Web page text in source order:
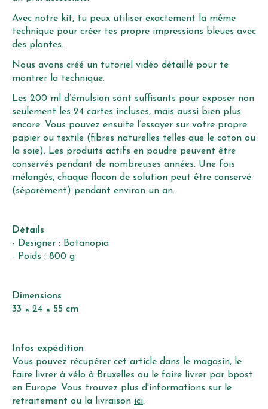
Avec notre kit, tu peux utiliser exactement la même
technique pour créer tes propre impressions bleues avec
des plantes.
Nous avons créé un tutoriel vidéo détaillé pour te
montrer la technique.
Les 200 ml d’émulsion sont suffisants pour exposer non
seulement les 24 cartes incluses, mais aussi bien plus
encore. Vous pouvez ensuite l’essayer sur votre propre
papier ou textile (fibres naturelles telles que le coton ou
la soie). Les produits actifs en poudre peuvent être
conservés pendant de nombreuses années. Une fois
mélangés, chaque flacon de solution peut être conservé
(séparément) pendant environ un an.
Détails
- Designer : Botanopia
- Poids : 800 g
Dimensions
33 × 24 × 55 cm
Infos expédition
Vous pouvez récupérer cet article dans le magasin, le
faire livrer à vélo à Bruxelles ou le faire livrer par bpost
en Europe. Vous trouvez plus d'informations sur le
retraitement ou la livraison ici.